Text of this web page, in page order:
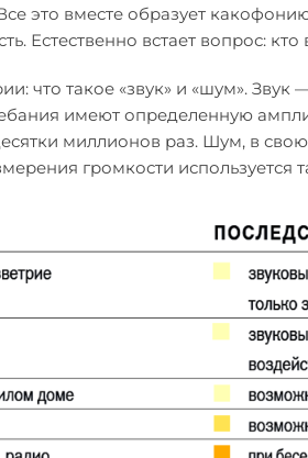
это вместе образует
Естественно встает вопрос:
что такое «звук» и «шум».
имеют определенную
миллионов раз. Шум, в
громкости